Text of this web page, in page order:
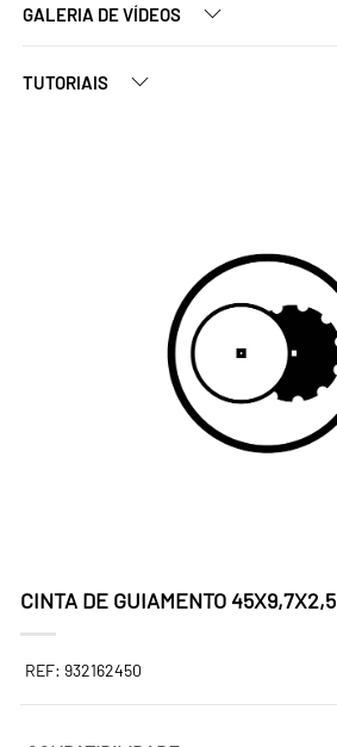
GALERIA DE VÍDEOS
TUTORIAIS
CINTA DE GUIAMENTO 45X9,7X2,5
REF: 932162450